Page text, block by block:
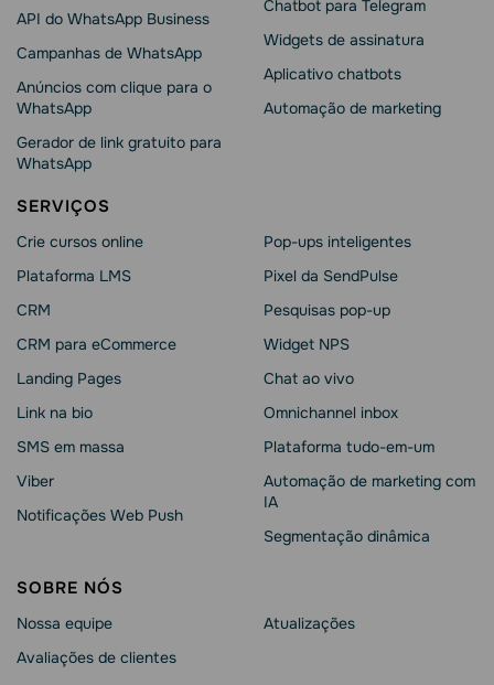
API do WhatsApp Business
Campanhas de WhatsApp
Anúncios com clique para o
WhatsApp
Gerador de link gratuito para
WhatsApp
Chatbot para Telegram
Widgets de assinatura
Aplicativo chatbots
Automação de marketing
SERVIÇOS
Crie cursos online
Plataforma LMS
CRM
CRM para eCommerce
Landing Pages
Link na bio
SMS em massa
Viber
Notificações Web Push
Pop-ups inteligentes
Pixel da SendPulse
Pesquisas pop-up
Widget NPS
Chat ao vivo
Omnichannel inbox
Plataforma tudo-em-um
Automação de marketing com
IA
Segmentação dinâmica
SOBRE NÓS
Nossa equipe
Avaliações de clientes
Atualizações